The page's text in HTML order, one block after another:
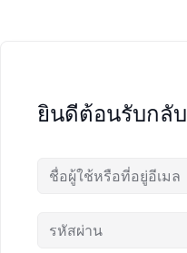
ยินดีต้อนรับกลับ